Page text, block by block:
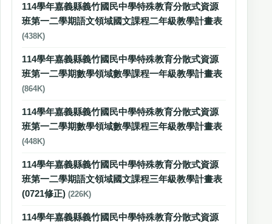
114學年嘉義縣義竹國民中學特殊教育分散式資源
班第一二學期語文領域國文課程二年級教學計畫表
(438K)
114學年嘉義縣義竹國民中學特殊教育分散式資源
班第一二學期數學領域數學課程一年級教學計畫表
(864K)
114學年嘉義縣義竹國民中學特殊教育分散式資源
班第一二學期數學領域數學課程三年級教學計畫表
(448K)
114學年嘉義縣義竹國民中學特殊教育分散式資源
班第一二學期語文領域國文課程三年級教學計畫表
(0721修正) (226K)
114學年嘉義縣義竹國民中學特殊教育分散式資源